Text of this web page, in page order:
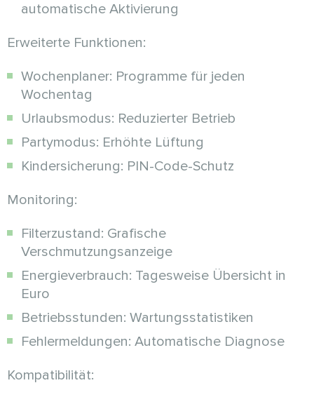
automatische Aktivierung
Erweiterte Funktionen:
Wochenplaner: Programme für jeden
Wochentag
Urlaubsmodus: Reduzierter Betrieb
Partymodus: Erhöhte Lüftung
Kindersicherung: PIN-Code-Schutz
Monitoring:
Filterzustand: Grafische
Verschmutzungsanzeige
Energieverbrauch: Tagesweise Übersicht in
Euro
Betriebsstunden: Wartungsstatistiken
Fehlermeldungen: Automatische Diagnose
Kompatibilität: